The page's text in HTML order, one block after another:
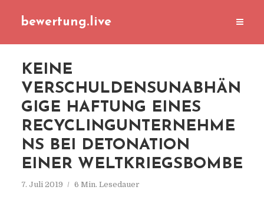
bewertung.live
KEINE
VERSCHULDENSUNABHÄN
GIGE HAFTUNG EINES
RECYCLINGUNTERNEHME
NS BEI DETONATION
EINER WELTKRIEGSBOMBE
7. Juli 2019 6 Min. Lesedauer